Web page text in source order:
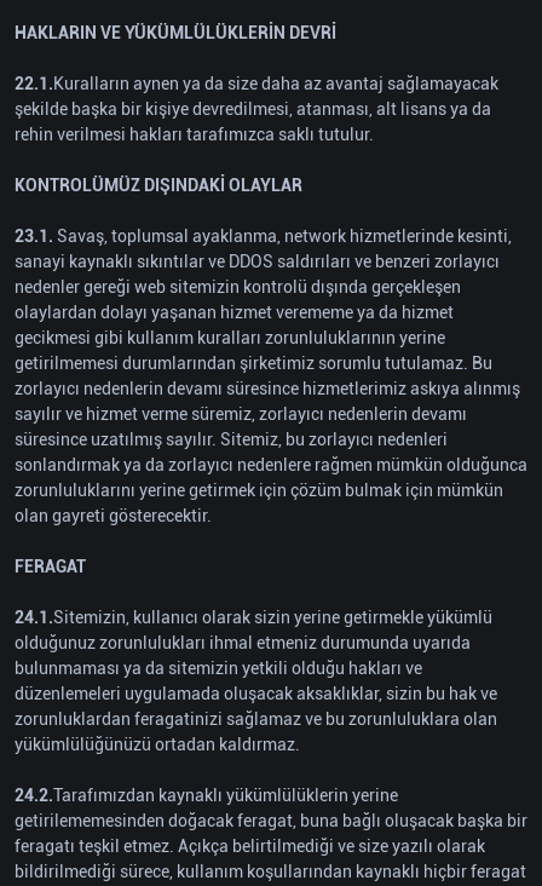
HAKLARIN VE YÜKÜMLÜLÜKLERİN DEVRİ
22.1.Kuralların aynen ya da size daha az avantaj sağlamayacak
şekilde başka bir kişiye devredilmesi, atanması, alt lisans ya da
rehin verilmesi hakları tarafımızca saklı tutulur.
KONTROLÜMÜZ DIŞINDAKİ OLAYLAR
23.1. Savaş, toplumsal ayaklanma, network hizmetlerinde kesinti,
sanayi kaynaklı sıkıntılar ve DDOS saldırıları ve benzeri zorlayıcı
nedenler gereği web sitemizin kontrolü dışında gerçekleşen
olaylardan dolayı yaşanan hizmet verememe ya da hizmet
gecikmesi gibi kullanım kuralları zorunluluklarının yerine
getirilmemesi durumlarından şirketimiz sorumlu tutulamaz. Bu
zorlayıcı nedenlerin devamı süresince hizmetlerimiz askıya alınmış
sayılır ve hizmet verme süremiz, zorlayıcı nedenlerin devamı
süresince uzatılmış sayılır. Sitemiz, bu zorlayıcı nedenleri
sonlandırmak ya da zorlayıcı nedenlere rağmen mümkün olduğunca
zorunluluklarını yerine getirmek için çözüm bulmak için mümkün
olan gayreti gösterecektir.
FERAGAT
24.1.Sitemizin, kullanıcı olarak sizin yerine getirmekle yükümlü
olduğunuz zorunlulukları ihmal etmeniz durumunda uyarıda
bulunmaması ya da sitemizin yetkili olduğu hakları ve
düzenlemeleri uygulamada oluşacak aksaklıklar, sizin bu hak ve
zorunluklardan feragatinizi sağlamaz ve bu zorunluluklara olan
yükümlülüğünüzü ortadan kaldırmaz.
24.2.Tarafımızdan kaynaklı yükümlülüklerin yerine
getirilememesinden doğacak feragat, buna bağlı oluşacak başka bir
feragatı teşkil etmez. Açıkça belirtilmediği ve size yazılı olarak
bildirilmediği sürece, kullanım koşullarından kaynaklı hiçbir feragat